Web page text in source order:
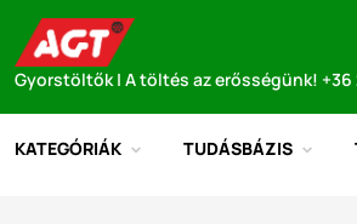
Gyorstöltők | A töltés az erősségünk! +36
KATEGÓRIÁK TUDÁSBÁZIS